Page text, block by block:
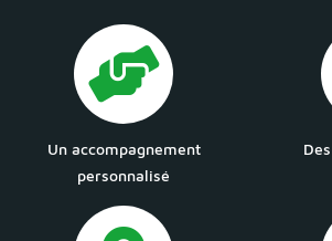
Un accompagnement
personnalisé